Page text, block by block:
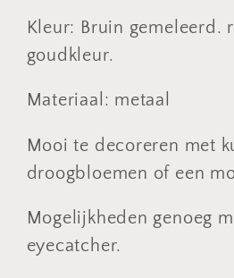
Kleur: Bruin gemeleerd.
goudkleur.
Materiaal: metaal
Mooi te decoreren met
droogbloemen of een
Mogelijkheden genoeg
eyecatcher.